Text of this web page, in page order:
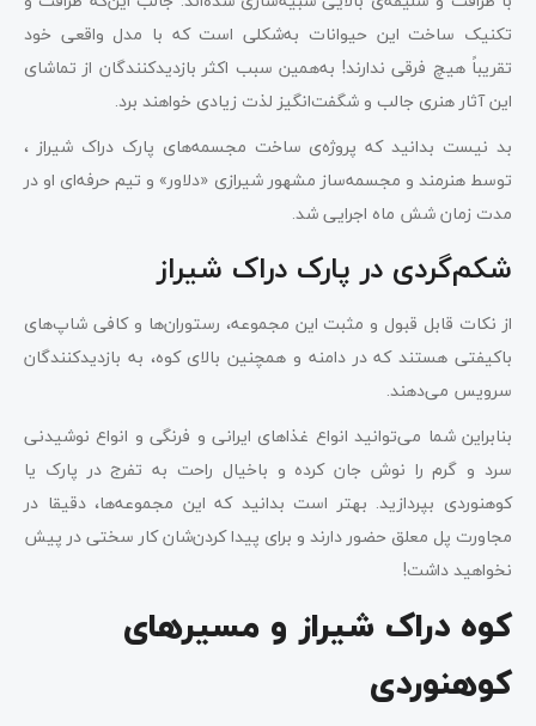
تکنیک ساخت این حیوانات به‌شکلی است که با مدل واقعی خود
تقریباً هیچ فرقی ندارند! به‌همین سبب اکثر بازدیدکنندگان از تماشای
این آثار هنری جالب و شگفت‌انگیز لذت زیادی خواهند برد.‌
بد نیست بدانید که پروژه‌ی ساخت مجسمه‌های پارک دراک شیراز ،
توسط هنرمند و مجسمه‌ساز مشهور شیرازی «دلاور» و تیم حرفه‌ای او در
مدت زمان شش ماه اجرایی شد.
شکم‌گردی در پارک دراک شیراز
از نکات قابل قبول و مثبت این مجموعه، رستوران‌ها و کافی شاپ‌های
باکیفتی هستند که در دامنه‌ و همچنین بالای کوه، به بازدیدکنندگان
سرویس می‌دهند.
بنابراین شما می‌توانید انواع غذاهای ایرانی و فرنگی و انواع نوشیدنی
سرد و گرم را نوش جان کرده و باخیال راحت به تفرج در پارک یا
کوهنوردی بپردازید. بهتر است بدانید که این مجموعه‌ها، دقیقا در
مجاورت پل معلق حضور دارند و برای پیدا کردن‌شان کار سختی در پیش
نخواهید داشت!
کوه دراک شیراز و مسیرهای
کوهنوردی